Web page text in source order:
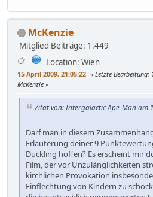
McKenzie
Mitglied Beiträge: 1.449
Location: Wien
15 April 2009, 21:05:22 Letzte Bearbeitung:
McKenzie
Zitat von: Intergalactic Ape-Man am
Darf man in diesem
Erläuterung deiner 9
Duckling hoffen? Es erscheint mir
Film, der vor Unzulänglichkeiten
kirchlichen Provokation
Einflechtung von Kindern zu